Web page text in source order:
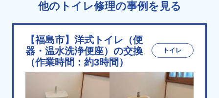
他のトイレ修理の事例を見る
【福島市】洋式トイレ（便
器・温水洗浄便座）の交換
（作業時間：約3時間）
トイレ